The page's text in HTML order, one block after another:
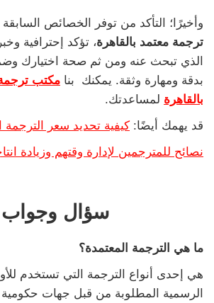
وأخيرًا؛ التأكد من توفر الخصائص
ترجمة معتمد بالقاهرة، تؤكد إحترافية
الذي تبحث عنه ومن ثم صحة اختيارك
بدقة ومهارة وثقة. يمكنك بنا مكتب
بالقاهرة لمساعدتك.
قد يهمك أيضًا: كيفية تحديد سعر
نصائح للمترجمين لإدارة وقتهم وزيادة
سؤال وجواب
ما هي الترجمة المعتمدة؟
هي إحدى أنواع الترجمة التي تستخدم
الرسمية المطلوبة من قبل جهات